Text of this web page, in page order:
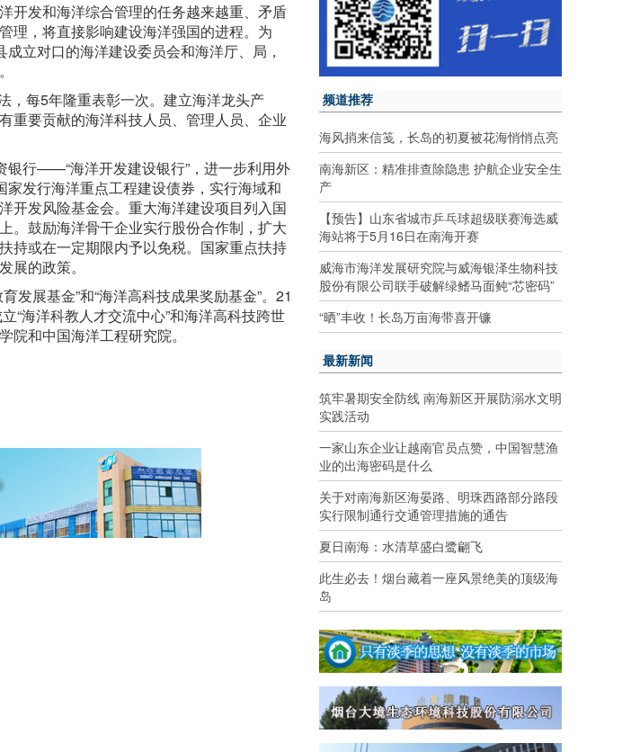
开发和海洋综合管理的任务越来越重、矛盾
理，将直接影响建设海洋强国的进程。为
立对口的海洋建设委员会和海洋厅、局，
，每5年隆重表彰一次。建立海洋龙头产
重要贡献的海洋科技人员、管理人员、企业
银行——“海洋开发建设银行”，进一步利用外
家发行海洋重点工程建设债券，实行海域和
开发风险基金会。重大海洋建设项目列入国
。鼓励海洋骨干企业实行股份合作制，扩大
持或在一定期限内予以免税。国家重点扶持
的政策。
发展基金”和“海洋高科技成果奖励基金”。21
“海洋科教人才交流中心”和海洋高科技跨世
和中国海洋工程研究院。
频道推荐
海风捎来信笺，长岛的初夏被花海悄悄点亮
南海新区：精准排查除隐患 护航企业安全生
产
【预告】山东省城市乒乓球超级联赛海选威
海站将于5月16日在南海开赛
威海市海洋发展研究院与威海银泽生物科技
股份有限公司联手破解绿鳍马面鲀“芯密码”
“晒”丰收！长岛万亩海带喜开镰
最新新闻
筑牢暑期安全防线 南海新区开展防溺水文明
实践活动
一家山东企业让越南官员点赞，中国智慧渔
业的出海密码是什么
关于对南海新区海晏路、明珠西路部分路段
实行限制通行交通管理措施的通告
夏日南海：水清草盛白鹭翩飞
此生必去！烟台藏着一座风景绝美的顶级海
岛